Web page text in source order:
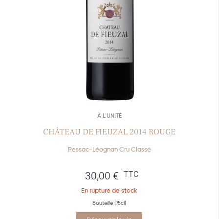
À L’UNITÉ
CHÂTEAU DE FIEUZAL 2014 ROUGE
Pessac-Léognan Cru Classé
30,00 € TTC
En rupture de stock
Bouteille (75cl)